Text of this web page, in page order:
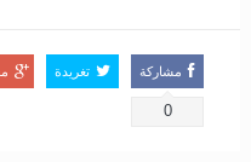
مشاركة
0
تغريدة